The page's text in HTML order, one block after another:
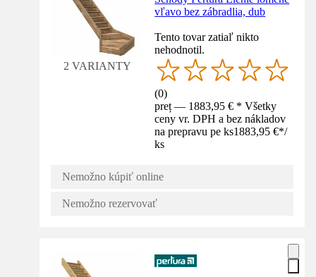
2 VARIANTY
vľavo bez zábradlia, dub
Tento tovar zatiaľ nikto
nehodnotil.
(0)
preț — 1883,95 € * Všetky
ceny vr. DPH a bez nákladov
na prepravu pe ks1883,95 €*/
ks
Nemožno kúpiť online
Nemožno rezervovať